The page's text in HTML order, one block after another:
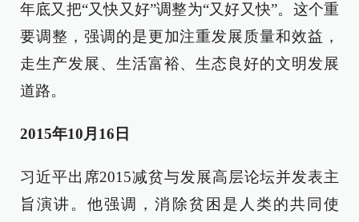
年底又把“又快又好”调整为“又好又快”。这个重
要调整，强调的是更加注重发展质量和效益，
走生产发展、生活富裕、生态良好的文明发展
道路。
2015年10月16日
习近平出席2015减贫与发展高层论坛并发表主
旨演讲。他强调，消除贫困是人类的共同使